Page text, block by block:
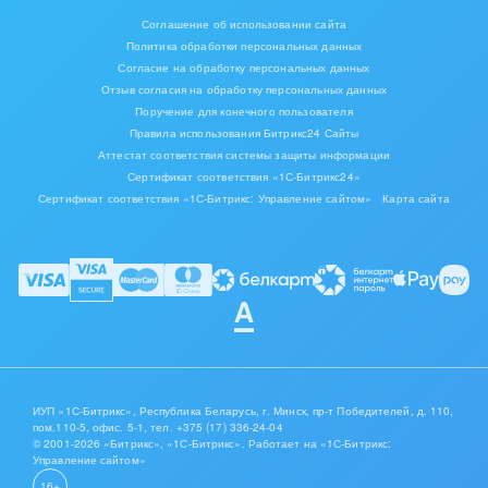
Соглашение об использовании сайта
Политика обработки персональных данных
Согласие на обработку персональных данных
Отзыв согласия на обработку персональных данных
Поручение для конечного пользователя
Правила использования Битрикс24 Сайты
Аттестат соответствия системы защиты информации
Сертификат соответствия «1С-Битрикс24»
Сертификат соответствия «1С-Битрикс: Управление сайтом»
Карта сайта
ИУП «1С-Битрикс», Республика Беларусь, г. Минск, пр-т Победителей, д. 110,
пом.110-5, офис. 5-1,тел. +375 (17) 336-24-04
© 2001-2026 «Битрикс», «1С-Битрикс». Работает на «1С-Битрикс:
Управление сайтом»